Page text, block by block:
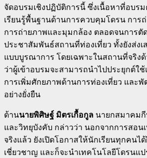
จัดอบรมเชิงปฏิบัติการนี้ ซึ่งเนื้อหาที่อบร
เรียนรู้พื้นฐานด้านการควบคุมโดรน การ
การถ่ายภาพและมุมกล้อง ตลอดจนการตั
ประชาสัมพันธ์สถานที่ท่องเที่ยว ทั้งยังส่งเ
แบบบูรณาการ โดยเฉพาะในสถานที่จริง
ว่าผู้เข้าอบรมจะสามารถนำไปประยุกต์ใ
การเพิ่มศักยภาพด้านการท่องเที่ยว และ
อย่างยั่งยืน
ด้านนายพิศิษฐ์ มิตรเกื้อกูล นายกสมาคมกี
และวิทยุบังคับ กล่าวว่า นอกจากการสอ
จริงแล้ว ยังเปิดโอกาสให้นักเรียนทุกคนไ
เชี่ยวชาญ และก็จะนำเทคโนโลยีโดรนแ